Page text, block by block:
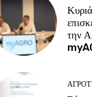
την